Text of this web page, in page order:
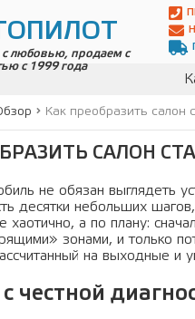
любовью, продаем с
с 1999 года
Как преобразить салон
САЛОН
не обязан выглядеть
десятки небольших
хаотично, а по плану:
зонами, и только
на выходные и
честной